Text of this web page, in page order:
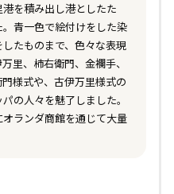
を積み出し港としたた
青一色で絵付けをした染
たものまで、色々な表現
里、柿右衛門、金襴手、
様式や、古伊万里様式の
の人々を魅了しました。
ランダ商館を通じて大量